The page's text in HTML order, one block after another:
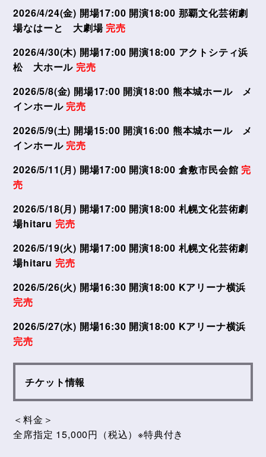
2026/4/24(金) 開場17:00 開演18:00 那覇文化芸術劇
場なはーと 大劇場 完売
2026/4/30(木) 開場17:00 開演18:00 アクトシティ浜
松 大ホール 完売
2026/5/8(金) 開場17:00 開演18:00 熊本城ホール メ
インホール 完売
2026/5/9(土) 開場15:00 開演16:00 熊本城ホール メ
インホール 完売
2026/5/11(月) 開場17:00 開演18:00 倉敷市民会館 完
売
2026/5/18(月) 開場17:00 開演18:00 札幌文化芸術劇
場hitaru 完売
2026/5/19(火) 開場17:00 開演18:00 札幌文化芸術劇
場hitaru 完売
2026/5/26(火) 開場16:30 開演18:00 Kアリーナ横浜
完売
2026/5/27(水) 開場16:30 開演18:00 Kアリーナ横浜
完売
チケット情報
＜料金＞
全席指定 15,000円（税込）※特典付き